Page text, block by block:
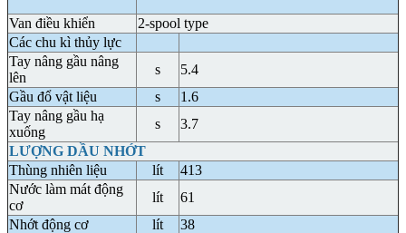
Van điều khiển
2-spool type
Các chu kì thủy lực
Tay nâng gầu nâng
lên
s
5.4
Gầu đổ vật liệu
s
1.6
Tay nâng gầu hạ
xuống
s
3.7
LƯỢNG DẦU NHỚT
Thùng nhiên liệu
lít
413
Nước làm mát động
cơ
lít
61
Nhớt động cơ
lít
38